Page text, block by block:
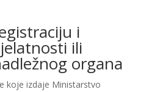
i
ili
organa
koje izdaje Ministarstvo